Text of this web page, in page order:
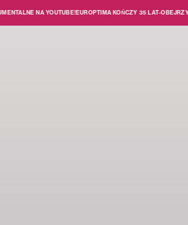
NA YOUTUBE!EUROPTIMA KOŃCZY 35 LAT-OBEJRZYJ